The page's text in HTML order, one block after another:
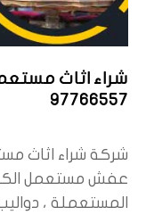
شراء اثاث
97766557
شركة شراء اثاث
عفش مستعمل
المستعملة ،